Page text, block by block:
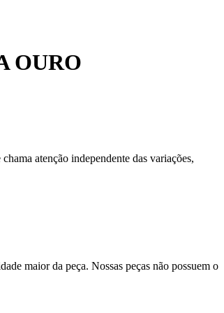
OURO
atenção independente das variações,
maior da peça. Nossas peças não possuem o